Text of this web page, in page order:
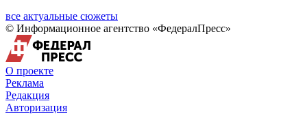
все актуальные сюжеты
© Информационное агентство «ФедералПресс»
О проекте
Реклама
Редакция
Авторизация